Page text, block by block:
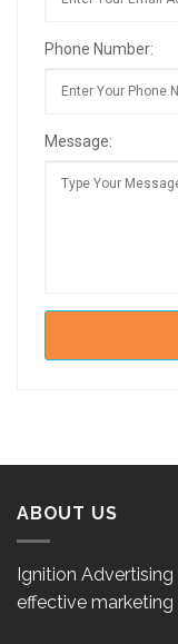
Phone Number:
Message:
ABOUT US
Ignition
effective marketing